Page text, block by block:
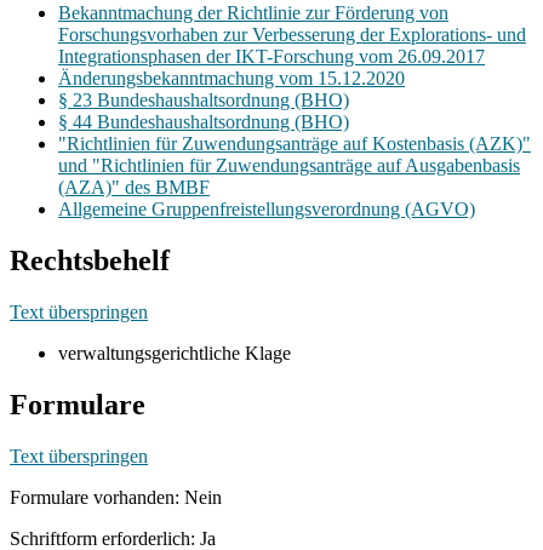
Bekanntmachung der Richtlinie zur Förderung von
Forschungsvorhaben zur Verbesserung der Explorations- und
Integrationsphasen der IKT-Forschung vom 26.09.2017
Änderungsbekanntmachung vom 15.12.2020
§ 23 Bundeshaushaltsordnung (BHO)
§ 44 Bundeshaushaltsordnung (BHO)
"Richtlinien für Zuwendungsanträge auf Kostenbasis (AZK)"
und "Richtlinien für Zuwendungsanträge auf Ausgabenbasis
(AZA)" des BMBF
Allgemeine Gruppenfreistellungsverordnung (AGVO)
Rechtsbehelf
Text überspringen
verwaltungsgerichtliche Klage
Formulare
Text überspringen
Formulare vorhanden: Nein
Schriftform erforderlich: Ja